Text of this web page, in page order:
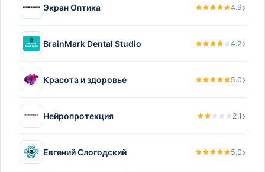
Экран Оптика 4.9›
BrainMark Dental Studio 4.2›
Красота и здоровье 5.0›
Нейропротекция 2.1 ›
Евгений Слогодский 5.0›